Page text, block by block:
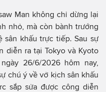
Man không chỉ dừng lại
nhỏ, mà còn bành trướng
sân khấu trực tiếp. Sau sự
diễn ra tại Tokyo và Kyoto
26/6/2026 hôm nay,
chú ý về vở kịch sân khấu
sắp sửa được công diễn